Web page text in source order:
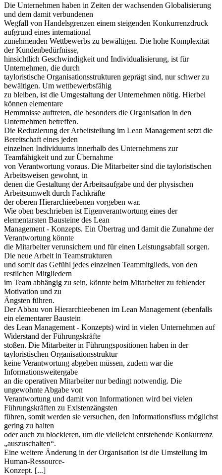
Die Unternehmen haben in Zeiten der wachsenden Globalisierung
und dem damit verbundenen
Wegfall von Handelsgrenzen einem steigenden Konkurrenzdruck
aufgrund eines international
zunehmenden Wettbewerbs zu bewältigen. Die hohe Komplexität
der Kundenbedürfnisse,
hinsichtlich Geschwindigkeit und Individualisierung, ist für
Unternehmen, die durch
tayloristische Organisationsstrukturen geprägt sind, nur schwer zu
bewältigen. Um wettbewerbsfähig
zu bleiben, ist die Umgestaltung der Unternehmen nötig. Hierbei
können elementare
Hemmnisse auftreten, die besonders die Organisation in den
Unternehmen betreffen.
Die Reduzierung der Arbeitsteilung im Lean Management setzt die
Bereitschaft eines jeden
einzelnen Individuums innerhalb des Unternehmens zur
Teamfähigkeit und zur Übernahme
von Verantwortung voraus. Die Mitarbeiter sind die tayloristischen
Arbeitsweisen gewohnt, in
denen die Gestaltung der Arbeitsaufgabe und der physischen
Arbeitsumwelt durch Fachkräfte
der oberen Hierarchieebenen vorgeben war.
Wie oben beschrieben ist Eigenverantwortung eines der
elementarsten Bausteine des Lean
Management - Konzepts. Ein Übertrag und damit die Zunahme der
Verantwortung könnte
die Mitarbeiter verunsichern und für einen Leistungsabfall sorgen.
Die neue Arbeit in Teamstrukturen
und somit das Gefühl jedes einzelnen Teammitglieds, von den
restlichen Mitgliedern
im Team abhängig zu sein, könnte beim Mitarbeiter zu fehlender
Motivation und zu
Ängsten führen.
Der Abbau von Hierarchieebenen im Lean Management (ebenfalls
ein elementarer Baustein
des Lean Management - Konzepts) wird in vielen Unternehmen auf
Widerstand der Führungskräfte
stoßen. Die Mitarbeiter in Führungspositionen haben in der
tayloristischen Organisationsstruktur
keine Verantwortung abgeben müssen, zudem war die
Informationsweitergabe
an die operativen Mitarbeiter nur bedingt notwendig. Die
ungewohnte Abgabe von
Verantwortung und damit von Informationen wird bei vielen
Führungskräften zu Existenzängsten
führen, somit werden sie versuchen, den Informationsfluss möglichst
gering zu halten
oder auch zu blockieren, um die vielleicht entstehende Konkurrenz
„auszuschalten“.
Eine weitere Änderung in der Organisation ist die Umstellung im
Human-Ressource-
Konzept. [...]